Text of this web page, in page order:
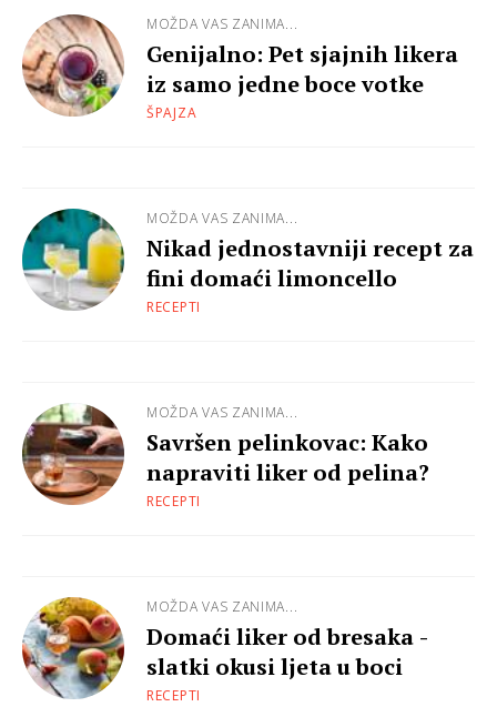
MOŽDA VAS ZANIMA...
Genijalno: Pet sjajnih likera
iz samo jedne boce votke
ŠPAJZA
MOŽDA VAS ZANIMA...
Nikad jednostavniji recept za
fini domaći limoncello
RECEPTI
MOŽDA VAS ZANIMA...
Savršen pelinkovac: Kako
napraviti liker od pelina?
RECEPTI
MOŽDA VAS ZANIMA...
Domaći liker od bresaka -
slatki okusi ljeta u boci
RECEPTI